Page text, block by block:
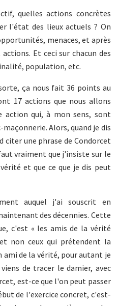
quelles actions concrètes
l'état des lieux actuels ? On
menaces, et après
Et ceci sur chacun des
population, etc.
ça nous fait 36 points au
17 actions que nous allons
qui, à mon sens, sont
Alors, quand je dis
citer une phrase de Condorcet
vraiment que j'insiste sur le
et que ce que je dis peut
auquel j'ai souscrit en
des décennies. Cette
c'est « les amis de la vérité
non ceux qui prétendent la
ami de la vérité, pour autant je
de tracer le damier, avec
est-ce que l'on peut passer
de l'exercice concret, c'est-